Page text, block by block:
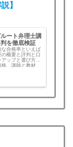
】
ート弁理士講
を徹底検証
な合格率といえば
概要と評判と口
ップと選び方、
、講師と教材、